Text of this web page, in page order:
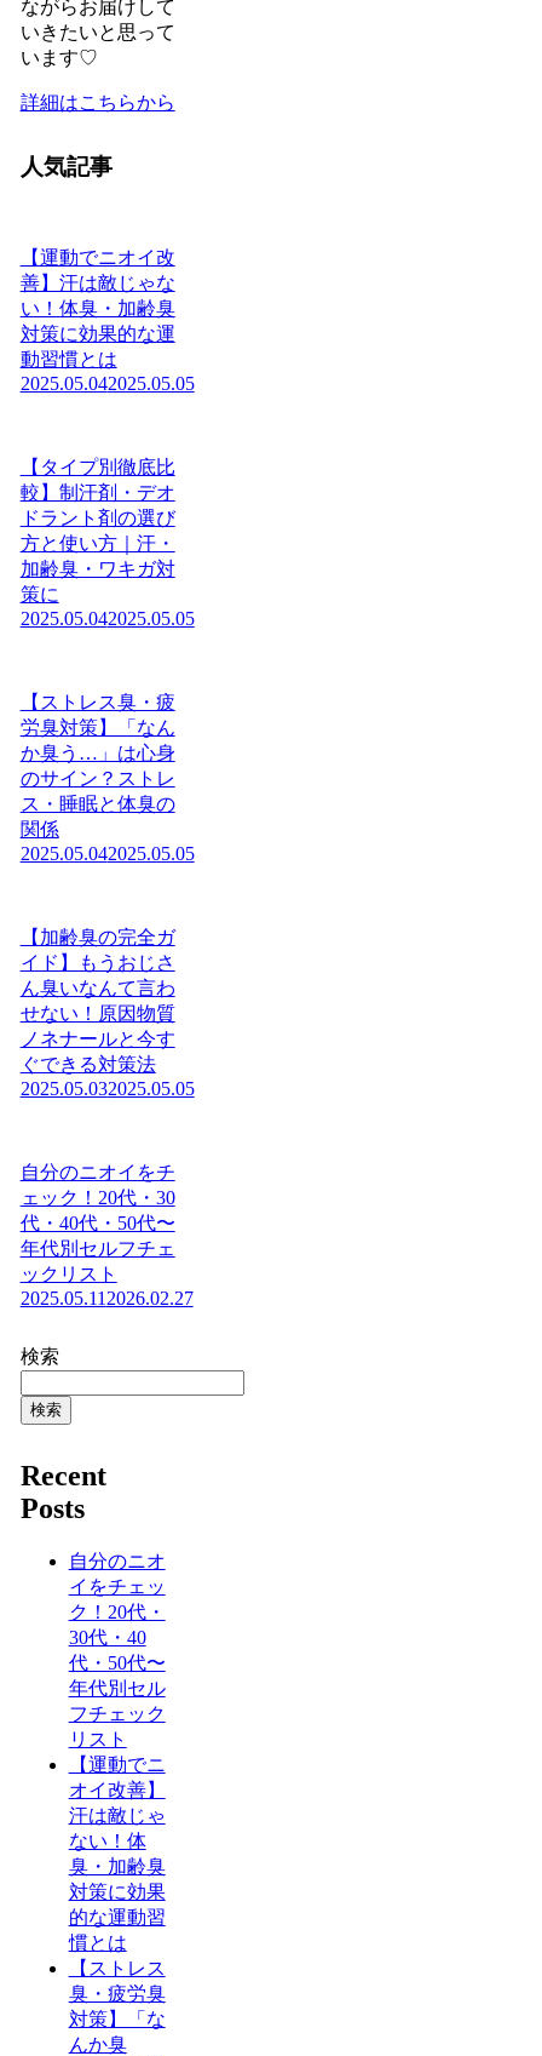
ながらお届けして
いきたいと思って
います♡
詳細はこちらから
人気記事
【運動でニオイ改
善】汗は敵じゃな
い！体臭・加齢臭
対策に効果的な運
動習慣とは
2025.05.042025.05.05
【タイプ別徹底比
較】制汗剤・デオ
ドラント剤の選び
方と使い方｜汗・
加齢臭・ワキガ対
策に
2025.05.042025.05.05
【ストレス臭・疲
労臭対策】「なん
か臭う…」は心身
のサイン？ストレ
ス・睡眠と体臭の
関係
2025.05.042025.05.05
【加齢臭の完全ガ
イド】もうおじさ
ん臭いなんて言わ
せない！原因物質
ノネナールと今す
ぐできる対策法
2025.05.032025.05.05
自分のニオイをチ
ェック！20代・30
代・40代・50代〜
年代別セルフチェ
ックリスト
2025.05.112026.02.27
検索
検索
Recent
Posts
自分のニオ
イをチェッ
ク！20代・
30代・40
代・50代〜
年代別セル
フチェック
リスト
【運動でニ
オイ改善】
汗は敵じゃ
ない！体
臭・加齢臭
対策に効果
的な運動習
慣とは
【ストレス
臭・疲労臭
対策】「な
んか臭